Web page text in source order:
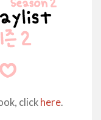
click here.